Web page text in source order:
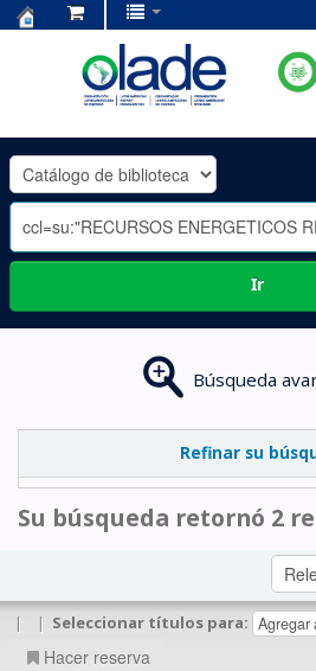
OLADE
-
Ir
Búsqueda
Refinar su
Su búsqueda retornó 2
| | Seleccionar títulos para:
Hacer reserva